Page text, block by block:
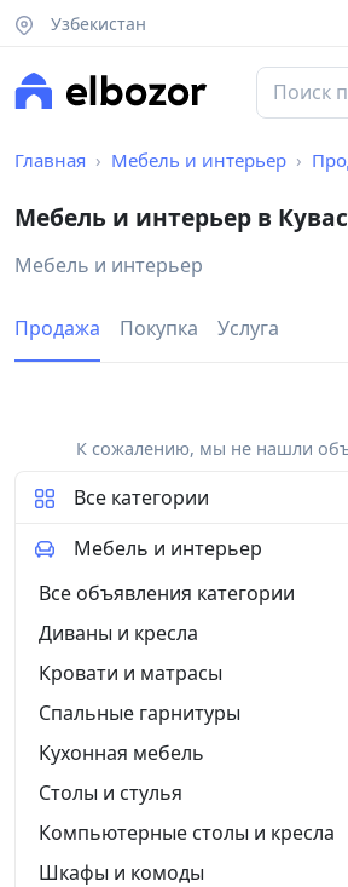
Узбекистан
Главная Мебель и интерьер
Мебель и интерьер в
Мебель и интерьер
Продажа Покупка Услуга
К сожалению, мы не нашли
Все категории
Мебель и интерьер
Все объявления категории
Диваны и кресла
Кровати и матрасы
Спальные гарнитуры
Кухонная мебель
Столы и стулья
Компьютерные столы и кресла
Шкафы и комоды